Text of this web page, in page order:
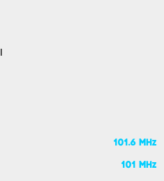
101.6 MHz
101 MHz